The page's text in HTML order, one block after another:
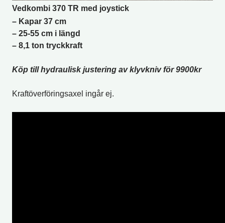
Vedkombi 370 TR med joystick
– Kapar 37 cm
– 25-55 cm i längd
– 8,1 ton tryckkraft
Köp till hydraulisk justering av klyvkniv för 9900kr
Kraftöverföringsaxel ingår ej.